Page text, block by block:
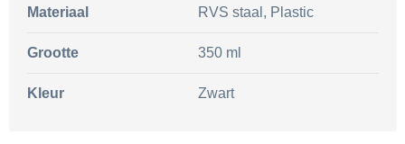
Materiaal RVS staal, Plastic
Grootte 350 ml
Kleur Zwart